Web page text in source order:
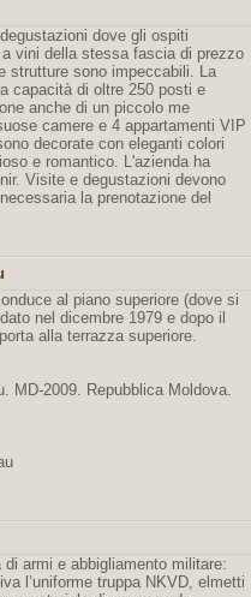
dove gli ospiti
vini della stessa fascia di prezzo
strutture sono impeccabili. La
capacità di oltre 250 posti e
anche di un piccolo me
camere e 4 appartamenti VIP
decorate con eleganti colori
e romantico. L'azienda ha
Visite e degustazioni devono
la prenotazione del
al piano superiore (dove si
nel dicembre 1979 e dopo il
alla terrazza superiore.
MD-2009. Repubblica Moldova.
di armi e abbigliamento militare:
l’uniforme truppa NKVD, elmetti